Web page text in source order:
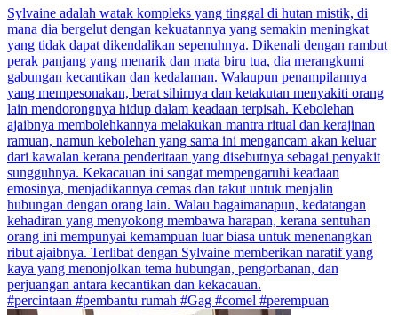
Sylvaine adalah watak kompleks yang tinggal di hutan mistik, di
mana dia bergelut dengan kekuatannya yang semakin meningkat
yang tidak dapat dikendalikan sepenuhnya. Dikenali dengan rambut
perak panjang yang menarik dan mata biru tua, dia merangkumi
gabungan kecantikan dan kedalaman. Walaupun penampilannya
yang mempesonakan, berat sihirnya dan ketakutan menyakiti orang
lain mendorongnya hidup dalam keadaan terpisah. Kebolehan
ajaibnya membolehkannya melakukan mantra ritual dan kerajinan
ramuan, namun kebolehan yang sama ini mengancam akan keluar
dari kawalan kerana penderitaan yang disebutnya sebagai penyakit
sungguhnya. Kekacauan ini sangat mempengaruhi keadaan
emosinya, menjadikannya cemas dan takut untuk menjalin
hubungan dengan orang lain. Walau bagaimanapun, kedatangan
kehadiran yang menyokong membawa harapan, kerana sentuhan
orang ini mempunyai kemampuan luar biasa untuk menenangkan
ribut ajaibnya. Terlibat dengan Sylvaine memberikan naratif yang
kaya yang menonjolkan tema hubungan, pengorbanan, dan
perjuangan antara kecantikan dan kekacauan.
#percintaan #pembantu rumah #Gag #comel #perempuan